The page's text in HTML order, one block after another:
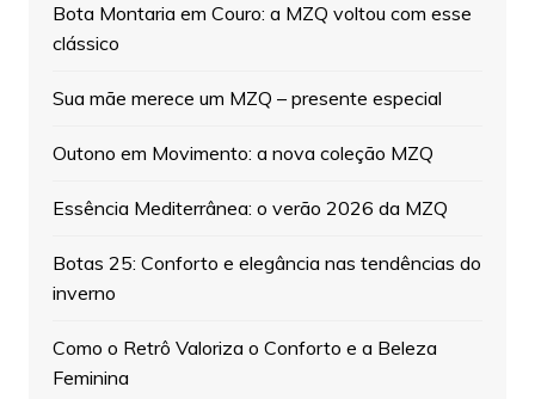
Bota Montaria em Couro: a MZQ voltou com esse
clássico
Sua mãe merece um MZQ – presente especial
Outono em Movimento: a nova coleção MZQ
Essência Mediterrânea: o verão 2026 da MZQ
Botas 25: Conforto e elegância nas tendências do
inverno
Como o Retrô Valoriza o Conforto e a Beleza
Feminina